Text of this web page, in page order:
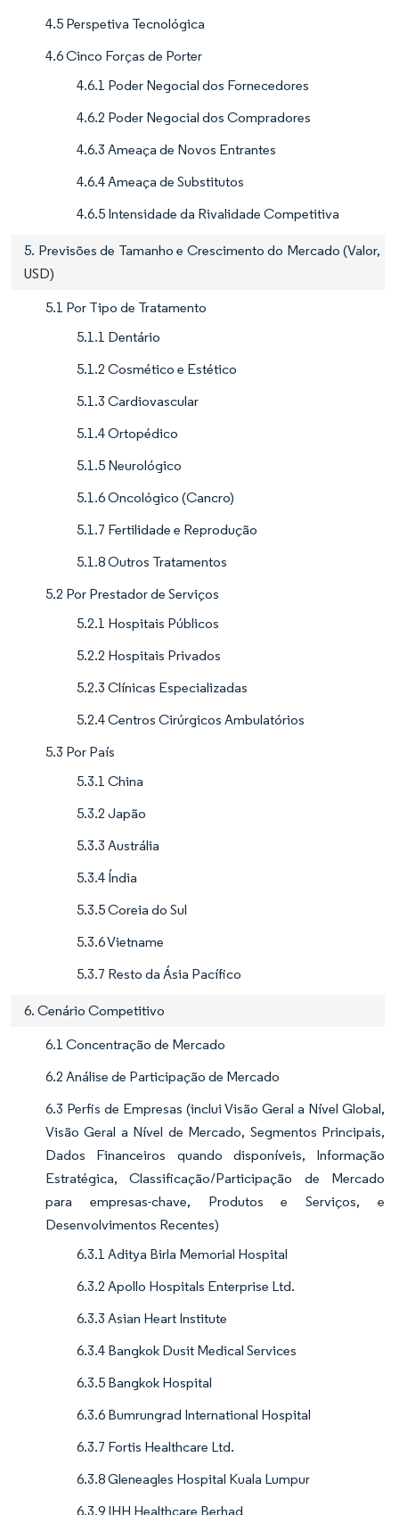
4.5 Perspetiva Tecnológica
4.6 Cinco Forças de Porter
4.6.1 Poder Negocial dos Fornecedores
4.6.2 Poder Negocial dos Compradores
4.6.3 Ameaça de Novos Entrantes
4.6.4 Ameaça de Substitutos
4.6.5 Intensidade da Rivalidade Competitiva
5. Previsões de Tamanho e Crescimento do Mercado (Valor,
USD)
5.1 Por Tipo de Tratamento
5.1.1 Dentário
5.1.2 Cosmético e Estético
5.1.3 Cardiovascular
5.1.4 Ortopédico
5.1.5 Neurológico
5.1.6 Oncológico (Cancro)
5.1.7 Fertilidade e Reprodução
5.1.8 Outros Tratamentos
5.2 Por Prestador de Serviços
5.2.1 Hospitais Públicos
5.2.2 Hospitais Privados
5.2.3 Clínicas Especializadas
5.2.4 Centros Cirúrgicos Ambulatórios
5.3 Por País
5.3.1 China
5.3.2 Japão
5.3.3 Austrália
5.3.4 Índia
5.3.5 Coreia do Sul
5.3.6 Vietname
5.3.7 Resto da Ásia Pacífico
6. Cenário Competitivo
6.1 Concentração de Mercado
6.2 Análise de Participação de Mercado
6.3 Perfis de Empresas (inclui Visão Geral a Nível Global,
Visão Geral a Nível de Mercado, Segmentos Principais,
Dados Financeiros quando disponíveis, Informação
Estratégica, Classificação/Participação de Mercado
para empresas-chave, Produtos e Serviços, e
Desenvolvimentos Recentes)
6.3.1 Aditya Birla Memorial Hospital
6.3.2 Apollo Hospitals Enterprise Ltd.
6.3.3 Asian Heart Institute
6.3.4 Bangkok Dusit Medical Services
6.3.5 Bangkok Hospital
6.3.6 Bumrungrad International Hospital
6.3.7 Fortis Healthcare Ltd.
6.3.8 Gleneagles Hospital Kuala Lumpur
6.3.9 IHH Healthcare Berhad